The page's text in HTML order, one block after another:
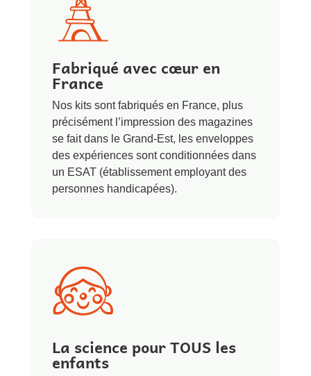
Fabriqué avec cœur en
France
Nos kits sont fabriqués en France, plus
précisément l’impression des magazines
se fait dans le Grand-Est, les enveloppes
des expériences sont conditionnées dans
un ESAT (établissement employant des
personnes handicapées).
La science pour TOUS les
enfants